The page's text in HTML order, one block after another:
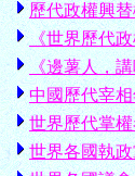
歷代政權興
《世界歷代
《邊薯人，
中國歷代宰
世界歷代掌
世界各國執